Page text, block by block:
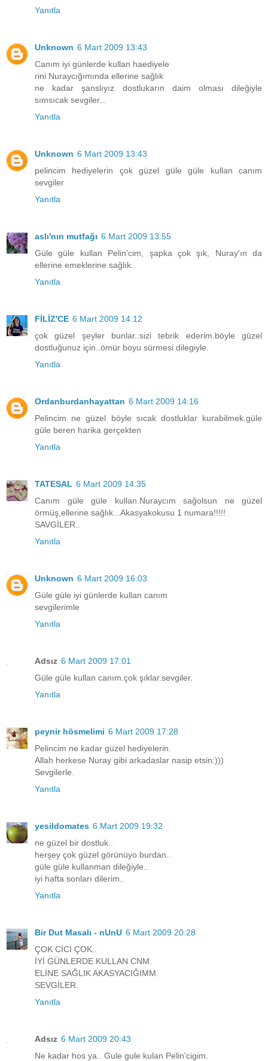
Yanıtla
Unknown 6 Mart 2009 13:43
Canım iyi günlerde kullan haediyele
rini Nuraycığımında ellerine sağlık
ne kadar şanslıyız dostlukarın daim olması dileğiyle
sımsıcak sevgiler...
Yanıtla
Unknown 6 Mart 2009 13:43
pelincim hediyelerin çok güzel güle güle kullan canım
sevgiler
Yanıtla
aslı'nın mutfağı 6 Mart 2009 13:55
Güle güle kullan Pelin'cim, şapka çok şık, Nuray'ın da
ellerine emeklerine sağlık..
Yanıtla
FİLİZ'CE 6 Mart 2009 14:12
çok güzel şeyler bunlar..sizi tebrik ederim.böyle güzel
dostluğunuz için..ömür boyu sürmesi dilegiyle.
Yanıtla
Ordanburdanhayattan 6 Mart 2009 14:16
Pelincim ne güzel böyle sıcak dostluklar kurabilmek.güle
güle beren harika gerçekten
Yanıtla
TATESAL 6 Mart 2009 14:35
Canım güle güle kullan.Nuraycım sağolsun ne güzel
örmüş,ellerine sağlık...Akasyakokusu 1 numara!!!!!
SAVGİLER..
Yanıtla
Unknown 6 Mart 2009 16:03
Güle güle iyi günlerde kullan canım
sevgilerimle
Yanıtla
Adsız 6 Mart 2009 17:01
Güle güle kullan canım.çok şıklar.sevgiler.
Yanıtla
peynir hösmelimi 6 Mart 2009 17:28
Pelincim ne kadar güzel hediyelerin.
Allah herkese Nuray gibi arkadaslar nasip etsin:)))
Sevgilerle.
Yanıtla
yesildomates 6 Mart 2009 19:32
ne güzel bir dostluk..
herşey çok güzel görünüyo burdan..
güle güle kullanman dileğiyle..
iyi hafta sonları dilerim..
Yanıtla
Bir Dut Masalı - nUnU 6 Mart 2009 20:28
ÇOK CİCİ ÇOK..
İYİ GÜNLERDE KULLAN CNM.
ELİNE SAĞLIK AKASYACIĞIMM.
SEVGİLER.
Yanıtla
Adsız 6 Mart 2009 20:43
Ne kadar hos ya.. Gule gule kulan Pelin'cigim.